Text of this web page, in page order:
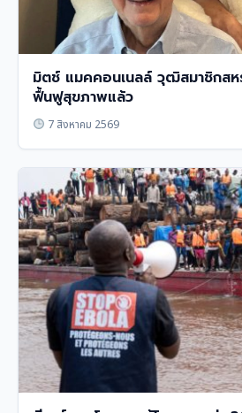
มิตช์ แมคคอนเนลล์ วุฒิสมาชิกส
ฟื้นฟูสุขภาพแล้ว
7 สิงหาคม 2569